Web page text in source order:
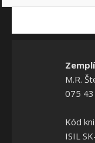
M.R.
075
Kód
ISIL